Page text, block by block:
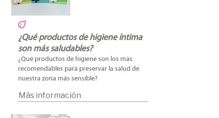
¿Qué productos de higiene íntima
son más saludables?
¿Qué productos de higiene son los más
recomendables para preservar la salud de
nuestra zona más sensible?
Más información